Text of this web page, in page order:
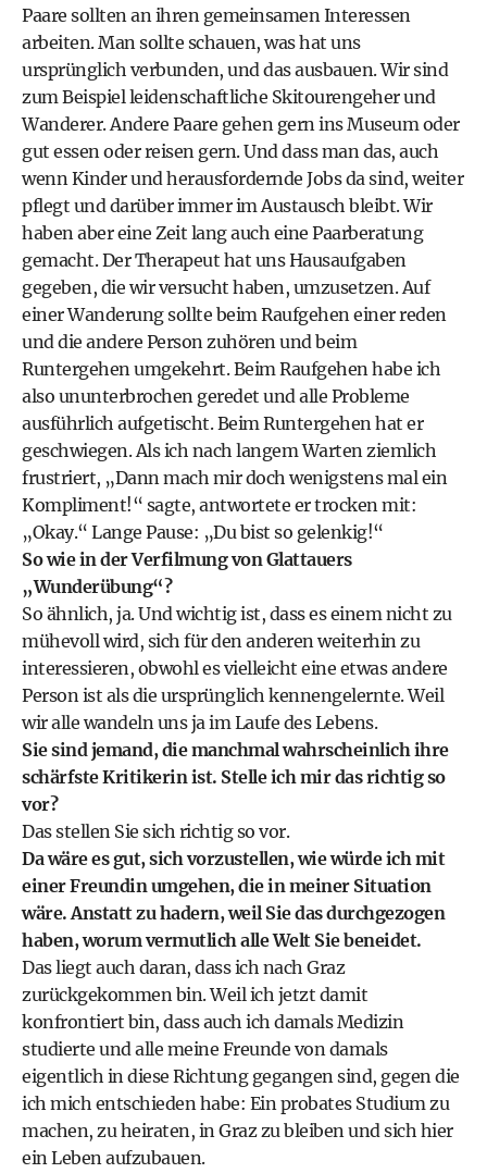
Paare sollten an ihren gemeinsamen Interessen
arbeiten. Man sollte schauen, was hat uns
ursprünglich verbunden, und das ausbauen. Wir sind
zum Beispiel leidenschaftliche Skitourengeher und
Wanderer. Andere Paare gehen gern ins Museum oder
gut essen oder reisen gern. Und dass man das, auch
wenn Kinder und herausfordernde Jobs da sind, weiter
pflegt und darüber immer im Austausch bleibt. Wir
haben aber eine Zeit lang auch eine Paarberatung
gemacht. Der Therapeut hat uns Hausaufgaben
gegeben, die wir versucht haben, umzusetzen. Auf
einer Wanderung sollte beim Raufgehen einer reden
und die andere Person zuhören und beim
Runtergehen umgekehrt. Beim Raufgehen habe ich
also ununterbrochen geredet und alle Probleme
ausführlich aufgetischt. Beim Runtergehen hat er
geschwiegen. Als ich nach langem Warten ziemlich
frustriert, „Dann mach mir doch wenigstens mal ein
Kompliment!“ sagte, antwortete er trocken mit:
„Okay.“ Lange Pause: „Du bist so gelenkig!“
So wie in der Verfilmung von Glattauers
„Wunderübung“?
So ähnlich, ja. Und wichtig ist, dass es einem nicht zu
mühevoll wird, sich für den anderen weiterhin zu
interessieren, obwohl es vielleicht eine etwas andere
Person ist als die ursprünglich kennengelernte. Weil
wir alle wandeln uns ja im Laufe des Lebens.
Sie sind jemand, die manchmal wahrscheinlich ihre
schärfste Kritikerin ist. Stelle ich mir das richtig so
vor?
Das stellen Sie sich richtig so vor.
Da wäre es gut, sich vorzustellen, wie würde ich mit
einer Freundin umgehen, die in meiner Situation
wäre. Anstatt zu hadern, weil Sie das durchgezogen
haben, worum vermutlich alle Welt Sie beneidet.
Das liegt auch daran, dass ich nach Graz
zurückgekommen bin. Weil ich jetzt damit
konfrontiert bin, dass auch ich damals Medizin
studierte und alle meine Freunde von damals
eigentlich in diese Richtung gegangen sind, gegen die
ich mich entschieden habe: Ein probates Studium zu
machen, zu heiraten, in Graz zu bleiben und sich hier
ein Leben aufzubauen.